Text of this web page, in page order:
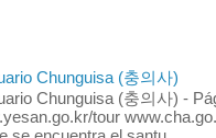
Chunguisa (충의사)
Chunguisa (충의사) -
tour